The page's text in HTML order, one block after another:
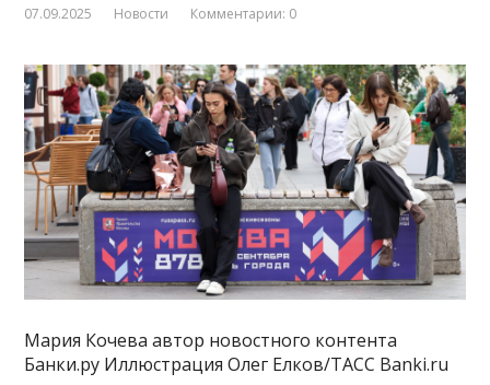
07.09.2025 Новости Комментарии: 0
Мария Кочева автор новостного контента
Банки.ру Иллюстрация Олег Елков/ТАСС Banki.ru ​